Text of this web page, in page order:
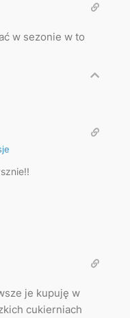
w sezonie w to
je kupuję w
cukierniach